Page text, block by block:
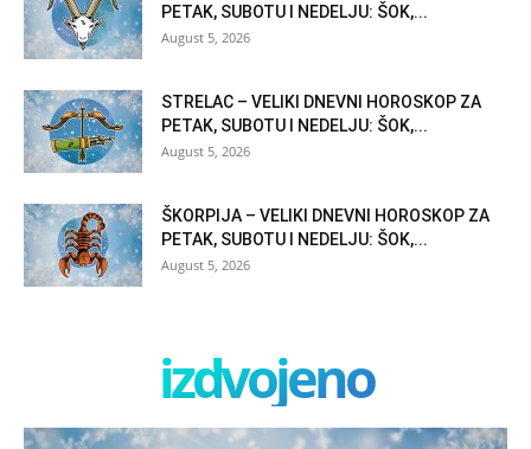
PETAK, SUBOTU I NEDELJU: ŠOK,...
August 5, 2026
STRELAC – VELIKI DNEVNI HOROSKOP ZA
PETAK, SUBOTU I NEDELJU: ŠOK,...
August 5, 2026
ŠKORPIJA – VELIKI DNEVNI HOROSKOP ZA
PETAK, SUBOTU I NEDELJU: ŠOK,...
August 5, 2026
izdvojeno